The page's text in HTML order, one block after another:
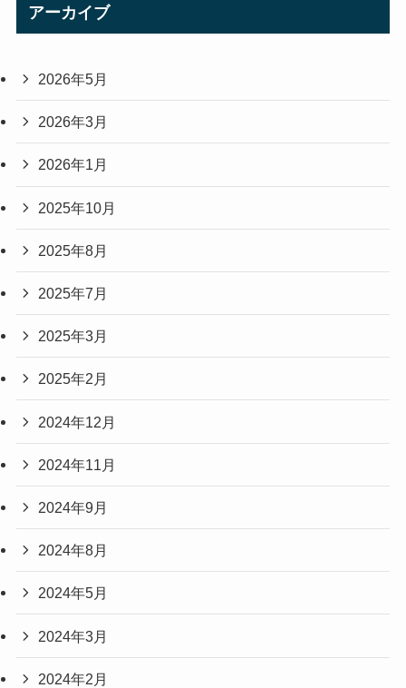
アーカイブ
2026年5月
2026年3月
2026年1月
2025年10月
2025年8月
2025年7月
2025年3月
2025年2月
2024年12月
2024年11月
2024年9月
2024年8月
2024年5月
2024年3月
2024年2月